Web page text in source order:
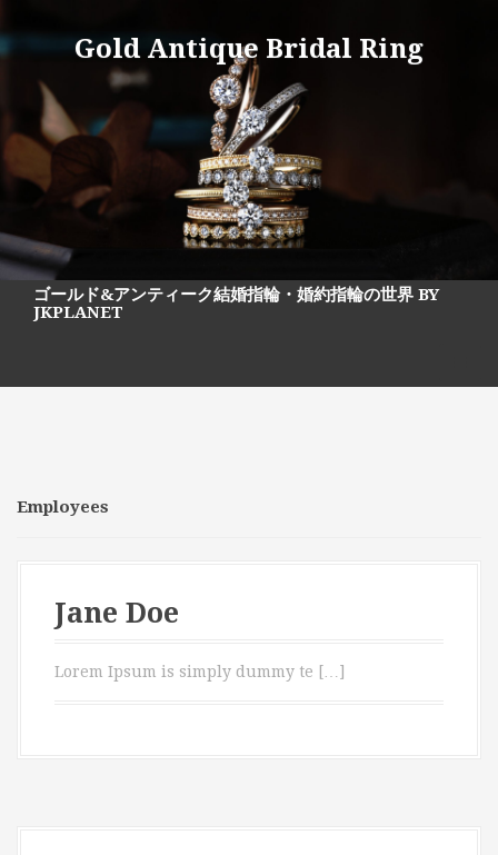
k
i
e
n
Gold Antique Bridal Ring
ゴールド&アンティーク結婚指輪・婚約指輪の世界 BY
JKPLANET
Employees
Jane Doe
Lorem Ipsum is simply dummy te […]